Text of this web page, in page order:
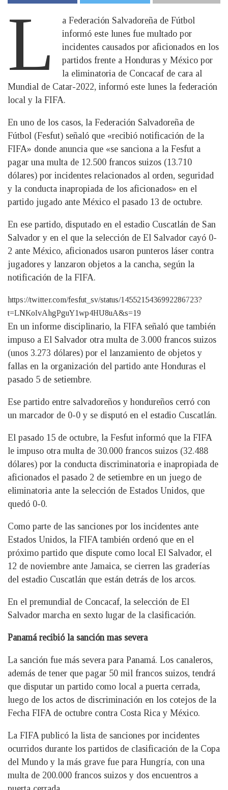
L
a Federación Salvadoreña de Fútbol
informó este lunes fue multado por
incidentes causados por aficionados en los
partidos frente a Honduras y México por
la eliminatoria de Concacaf de cara al
Mundial de Catar-2022, informó este lunes la federación
local y la FIFA.
En uno de los casos, la Federación Salvadoreña de
Fútbol (Fesfut) señaló que «recibió notificación de la
FIFA» donde anuncia que «se sanciona a la Fesfut a
pagar una multa de 12.500 francos suizos (13.710
dólares) por incidentes relacionados al orden, seguridad
y la conducta inapropiada de los aficionados» en el
partido jugado ante México el pasado 13 de octubre.
En ese partido, disputado en el estadio Cuscatlán de San
Salvador y en el que la selección de El Salvador cayó 0-
2 ante México, aficionados usaron punteros láser contra
jugadores y lanzaron objetos a la cancha, según la
notificación de la FIFA.
https://twitter.com/fesfut_sv/status/1455215436992286723?
t=LNKoIvAhgPguY1wp4HU8uA&s=19
En un informe disciplinario, la FIFA señaló que también
impuso a El Salvador otra multa de 3.000 francos suizos
(unos 3.273 dólares) por el lanzamiento de objetos y
fallas en la organización del partido ante Honduras el
pasado 5 de setiembre.
Ese partido entre salvadoreños y hondureños cerró con
un marcador de 0-0 y se disputó en el estadio Cuscatlán.
El pasado 15 de octubre, la Fesfut informó que la FIFA
le impuso otra multa de 30.000 francos suizos (32.488
dólares) por la conducta discriminatoria e inapropiada de
aficionados el pasado 2 de setiembre en un juego de
eliminatoria ante la selección de Estados Unidos, que
quedó 0-0.
Como parte de las sanciones por los incidentes ante
Estados Unidos, la FIFA también ordenó que en el
próximo partido que dispute como local El Salvador, el
12 de noviembre ante Jamaica, se cierren las graderías
del estadio Cuscatlán que están detrás de los arcos.
En el premundial de Concacaf, la selección de El
Salvador marcha en sexto lugar de la clasificación.
Panamá recibió la sanción mas severa
La sanción fue más severa para Panamá. Los canaleros,
además de tener que pagar 50 mil francos suizos, tendrá
que disputar un partido como local a puerta cerrada,
luego de los actos de discriminación en los cotejos de la
Fecha FIFA de octubre contra Costa Rica y México.
La FIFA publicó la lista de sanciones por incidentes
ocurridos durante los partidos de clasificación de la Copa
del Mundo y la más grave fue para Hungría, con una
multa de 200.000 francos suizos y dos encuentros a